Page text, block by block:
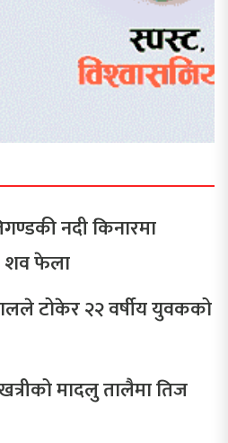
नदी किनारमा
शव फेला
टोकेर २२ वर्षीय युवकको
मादलु तालैमा तिज